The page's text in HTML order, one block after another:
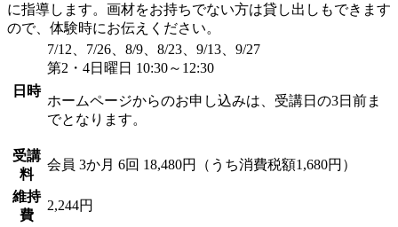
に指導します。画材をお持ちでない方は貸し出しもできます
ので、体験時にお伝えください。
日時
7/12、7/26、8/9、8/23、9/13、9/27
第2・4日曜日 10:30～12:30
ホームページからのお申し込みは、受講日の3日前ま
でとなります。
受講
料
会員 3か月 6回 18,480円（うち消費税額1,680円）
維持
費
2,244円